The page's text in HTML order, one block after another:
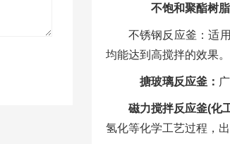
不饱和聚酯树脂
不锈钢反应釜：适
均能达到高搅拌的效果。
搪玻璃反应釜：
磁力搅拌反应釜(化
氢化等化学工艺过程，